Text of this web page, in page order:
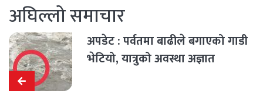
अघिल्लो समाचार
अपडेट : पर्वतमा बाढीले बगाएको गाडी
भेटियो, यात्रुको अवस्था अज्ञात